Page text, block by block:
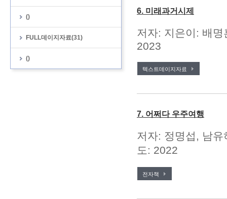
()
FULL데이지자료(31)
()
6. 미래과거시제
저자: 지은이: 배
2023
텍스트데이지자료
7. 어쩌다 우주여행
저자: 정명섭, 남
도: 2022
전자책